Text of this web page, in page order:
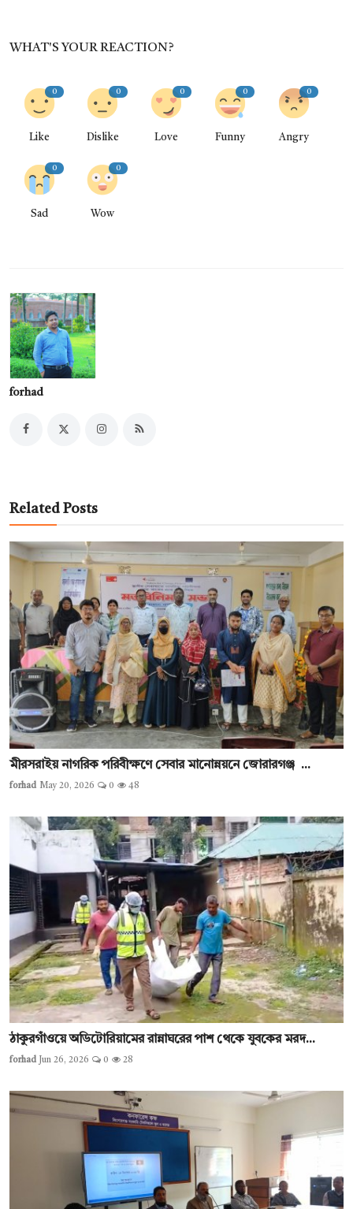
WHAT'S YOUR REACTION?
0
Like
0
Dislike
0
Love
0
Funny
0
Angry
0
Sad
0
Wow
forhad
Related Posts
মীরসরাইয় নাগরিক পরিবীক্ষণে সেবার মানোন্নয়নে জোরারগঞ্জ ...
forhad May 20, 2026 0 48
ঠাকুরগাঁওয়ে অডিটোরিয়ামের রান্নাঘরের পাশ থেকে যুবকের মরদ...
forhad Jun 26, 2026 0 28